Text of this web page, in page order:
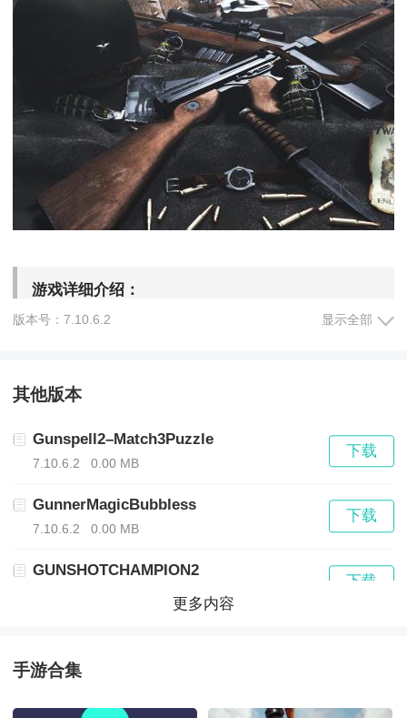
游戏详细介绍：
枪、手枪、机枪等，每种武器都有不同的攻击力和射
地图设计：游戏中有多个不同的战场地图，每个地图都
有不同的环境和障碍，如森林、城市、山区等。玩家需
合作模式：游戏支持多人在线合作模式，玩家可以邀请
好友一起组队战斗，共同战胜强大的敌人。
版本号：7.10.6.2 显示全部
其他版本
Gunspell2–Match3Puzzle
7.10.6.2 0.00 MB
下载
GunnerMagicBubbless
7.10.6.2 0.00 MB
下载
GUNSHOTCHAMPION2
下载
7.10.6.2
下载
更多内容
手游合集